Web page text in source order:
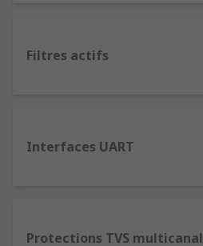
Filtres actifs
Interfaces UART
Protections TVS multicanal